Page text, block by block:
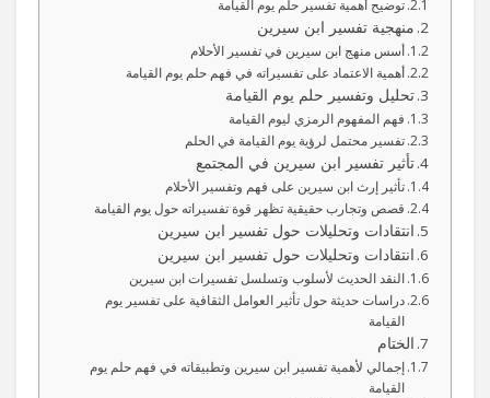
توضيح أهمية تفسير حلم يوم القيامة
منهجية تفسير ابن سيرين
أسس منهج ابن سيرين في تفسير الأحلام
أهمية الاعتماد على تفسيراته في فهم حلم يوم القيامة
تحليل وتفسير حلم يوم القيامة
فهم المفهوم الرمزي ليوم القيامة
تفسير محتمل لرؤية يوم القيامة في الحلم
تأثير تفسير ابن سيرين في المجتمع
تأثير إرث ابن سيرين على فهم وتفسير الأحلام
قصص وتجارب حقيقية تظهر قوة تفسيراته حول يوم القيامة
انتقادات وتحليلات حول تفسير ابن سيرين
انتقادات وتحليلات حول تفسير ابن سيرين
النقد الحديث لأسلوب وتسلسل تفسيرات ابن سيرين
دراسات حديثة حول تأثير العوامل الثقافية على تفسير يوم
القيامة
الختام
إجمالي لأهمية تفسير ابن سيرين وتطبيقاته في فهم حلم يوم
القيامة